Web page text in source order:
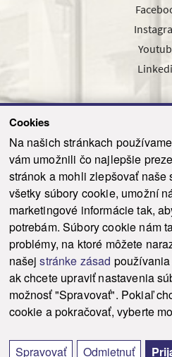
Cookies
Na našich stránkach
vám umožnili čo najlepšie
stránok a mohli zlepšovať
všetky súbory cookie, umožní
marketingové informácie tak,
potrebám. Súbory cookie nám
problémy, na ktoré môžete
našejstránke zásad
ak chcete upraviť nastavenia
možnosť "Spravovať". Pokiaľ
cookie a pokračovať, vyberte
Spravovať Odmietnuť
© 2021-2026 ku.sk. Všetky práva vyhradené.
Vyhlásenie o
This site is protected by reCAPTCHA and the
Service